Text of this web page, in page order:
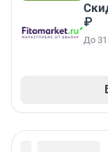
₽
До 31